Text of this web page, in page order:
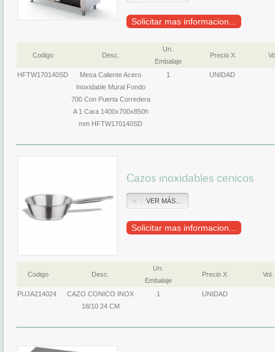
Solicitar mas informacion...
Codigo Desc.
Un.
Embalaje
Precio X
HFTW170140SD
Mesa Caliente Acero
Inoxidable Mural Fondo
700 Con Puerta Corredera
A 1 Cara 1400x700x850h
mm HFTW170140SD
1 UNIDAD
Cazos inoxidables cenicos
VER MÁS...
Solicitar mas informacion...
Codigo Desc.
Un.
Embalaje
Precio X Vol.
PUJA214024
CAZO CONICO INOX
18/10 24 CM
1 UNIDAD